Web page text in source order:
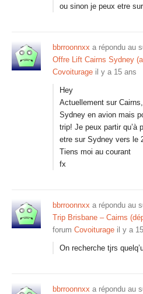
ou sinon je peux etre
bbrroonnxx a répondu au
Offre Lift Cairns Sydney
Covoiturage il y a 15 ans
Hey
Actuellement sur
Sydney en avion mais
trip! Je peux partir qu’à
etre sur Sydney vers le
Tiens moi au courant
fx
bbrroonnxx a répondu au
Trip Brisbane – Cairns
forum Covoiturage il y a
On recherche tjrs
bbrroonnxx a répondu au